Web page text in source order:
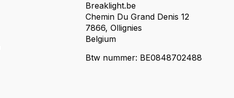
Breaklight.be
Chemin Du Grand Denis 12
7866, Ollignies
Belgium
Btw nummer: BE0848702488